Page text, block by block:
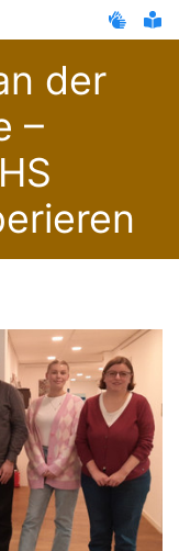
der
–